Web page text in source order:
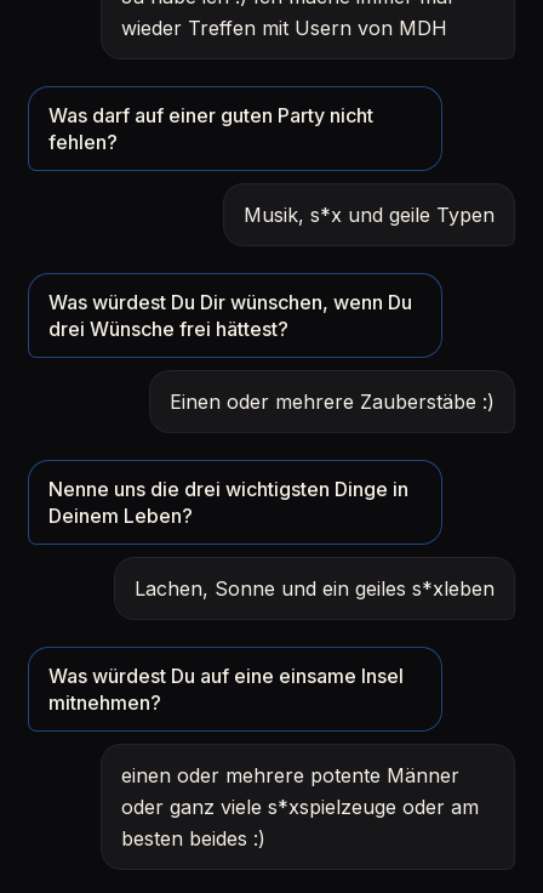
wieder Treffen mit Usern von MDH
Was darf auf einer guten Party nicht
fehlen?
Musik, s*x und geile Typen
Was würdest Du Dir wünschen, wenn Du
drei Wünsche frei hättest?
Einen oder mehrere Zauberstäbe :)
Nenne uns die drei wichtigsten Dinge in
Deinem Leben?
Lachen, Sonne und ein geiles s*xleben
Was würdest Du auf eine einsame Insel
mitnehmen?
einen oder mehrere potente Männer
oder ganz viele s*xspielzeuge oder am
besten beides :)